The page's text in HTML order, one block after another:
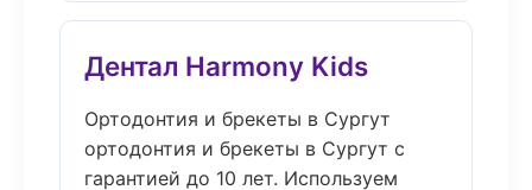
Дентал Harmony Kids
Ортодонтия и брекеты в Сургут
ортодонтия и брекеты в Сургут с
гарантией до 10 лет. Используем